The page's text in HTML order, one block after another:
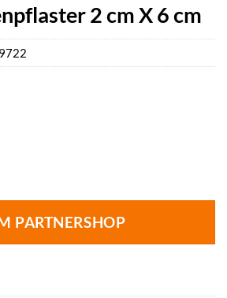
2 cm X 6 cm
PARTNERSHOP